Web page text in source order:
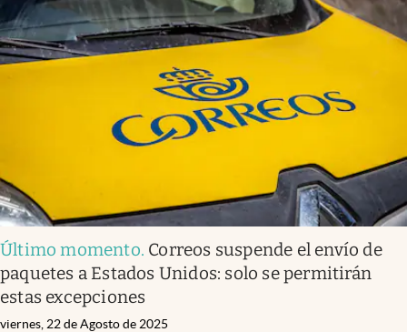
Último momento. Correos suspende el envío de
paquetes a Estados Unidos: solo se permitirán
estas excepciones
viernes, 22 de Agosto de 2025